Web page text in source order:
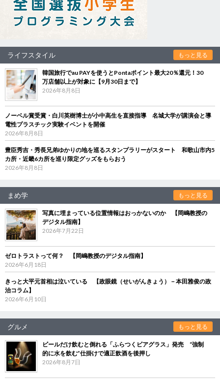
ライフスタイル もっと見る
韓国旅行でau PAYを使うとPontaポイント最大20％還元！30
万店舗以上が対象に【9月30日まで】
2026年8月8日
ノーベル賞受賞・白川英樹博士が小中高生を直接指導 名城大学が講演会と導
電性プラスチック実験イベントを開催
2026年8月8日
豊臣秀吉・秀長兄弟ゆかりの地を巡るスタンプラリーがスタート 和歌山市内5
カ所・近畿6カ所を巡り限定グッズをもらおう
2026年8月8日
まめ学 もっと見る
写真に埋まっている位置情報はおっかないのか 【岡嶋教授の
デジタル指南】
2026年7月22日
ゼロトラストって何？ 【岡嶋教授のデジタル指南】
2026年6月18日
きっと大平元首相は泣いている 【政眼鏡（せいがんきょう）－本田雅俊の政
治コラム】
2026年6月10日
グルメ もっと見る
ビールだけ飲むと倒れる「ふらつくビアグラス」発売 “強制
的に水を飲む”仕掛けで適正飲酒を後押し
2026年8月7日